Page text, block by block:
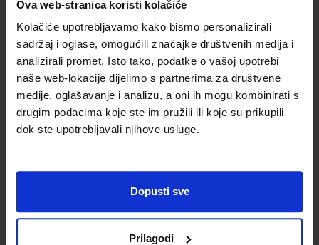
Ova web-stranica koristi kolačiće
Kolačiće upotrebljavamo kako bismo personalizirali
sadržaj i oglase, omogućili značajke društvenih medija i
analizirali promet. Isto tako, podatke o vašoj upotrebi
naše web-lokacije dijelimo s partnerima za društvene
medije, oglašavanje i analizu, a oni ih mogu kombinirati s
drugim podacima koje ste im pružili ili koje su prikupili
dok ste upotrebljavali njihove usluge.
Dopusti sve
Prilagodi
0,50 €